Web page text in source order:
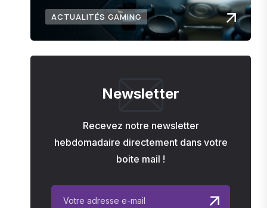
ACTUALITÉS GAMING
Newsletter
Recevez notre newsletter
hebdomadaire directement dans votre
boite mail !